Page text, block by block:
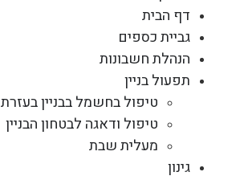
דף הבית
גביית כספים
הנהלת חשבונות
תפעול בניין
טיפול בחשמל בבניין
טיפול ודאגה לבטחון הבניין
מעלית שבת
גינון